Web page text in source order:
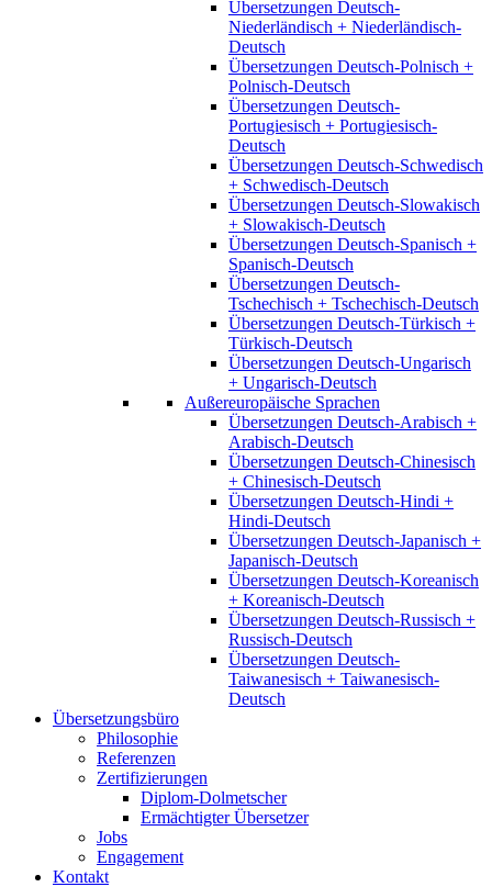
Übersetzungen Deutsch-
Niederländisch + Niederländisch-
Deutsch
Übersetzungen Deutsch-Polnisch +
Polnisch-Deutsch
Übersetzungen Deutsch-
Portugiesisch + Portugiesisch-
Deutsch
Übersetzungen Deutsch-Schwedisch
+ Schwedisch-Deutsch
Übersetzungen Deutsch-Slowakisch
+ Slowakisch-Deutsch
Übersetzungen Deutsch-Spanisch +
Spanisch-Deutsch
Übersetzungen Deutsch-
Tschechisch + Tschechisch-Deutsch
Übersetzungen Deutsch-Türkisch +
Türkisch-Deutsch
Übersetzungen Deutsch-Ungarisch
+ Ungarisch-Deutsch
Außereuropäische Sprachen
Übersetzungen Deutsch-Arabisch +
Arabisch-Deutsch
Übersetzungen Deutsch-Chinesisch
+ Chinesisch-Deutsch
Übersetzungen Deutsch-Hindi +
Hindi-Deutsch
Übersetzungen Deutsch-Japanisch +
Japanisch-Deutsch
Übersetzungen Deutsch-Koreanisch
+ Koreanisch-Deutsch
Übersetzungen Deutsch-Russisch +
Russisch-Deutsch
Übersetzungen Deutsch-
Taiwanesisch + Taiwanesisch-
Deutsch
Übersetzungsbüro
Philosophie
Referenzen
Zertifizierungen
Diplom-Dolmetscher
Ermächtigter Übersetzer
Jobs
Engagement
Kontakt